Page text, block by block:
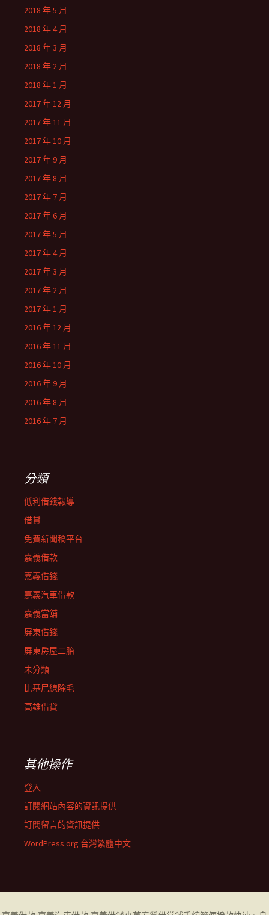
2018 年 5 月
2018 年 4 月
2018 年 3 月
2018 年 2 月
2018 年 1 月
2017 年 12 月
2017 年 11 月
2017 年 10 月
2017 年 9 月
2017 年 8 月
2017 年 7 月
2017 年 6 月
2017 年 5 月
2017 年 4 月
2017 年 3 月
2017 年 2 月
2017 年 1 月
2016 年 12 月
2016 年 11 月
2016 年 10 月
2016 年 9 月
2016 年 8 月
2016 年 7 月
分類
低利借錢報導
借貸
免費新聞稿平台
嘉義借款
嘉義借錢
嘉義汽車借款
嘉義當舖
屏東借錢
屏東房屋二胎
未分類
比基尼線除毛
高雄借貸
其他操作
登入
訂閱網站內容的資訊提供
訂閱留言的資訊提供
WordPress.org 台灣繁體中文